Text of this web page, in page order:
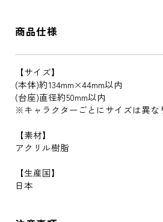
商品仕様
【サイズ】
(本体)約134mm×44mm以内
(台座)直径約50mm以内
※キャラクターごとにサイズは異な
【素材】
アクリル樹脂
【生産国】
日本